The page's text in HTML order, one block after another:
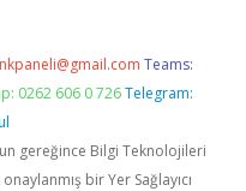
Teams:
0262 606 0 726 Telegram:
gereğince Bilgi Teknolojileri
bir Yer Sağlayıcı